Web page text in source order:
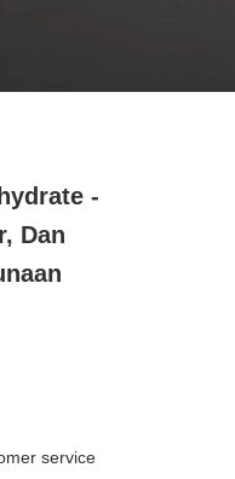
-
Dan
service